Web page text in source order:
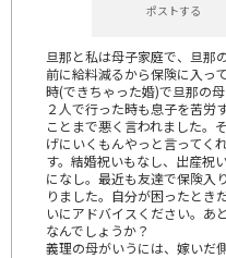
ポストする
旦那と私は母子家庭で、旦那
前に給料減るから保険に入っ
時(できちゃった婚)で旦那の
２人で行った時も息子を苦労
ことまで悪く言われました。
げにいくもんやっと言ってく
す。結婚祝いもなし、出産祝
になし。最近も友達で保険入
りました。自分が困ったとき
いにアドバイスください。あ
なんでしょうか？
義理の母がいうには、嫁いだ